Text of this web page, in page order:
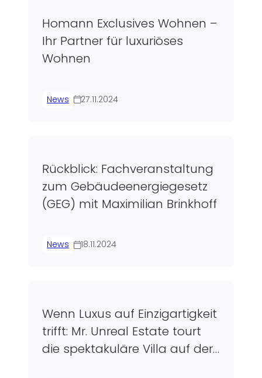
Homann Exclusives Wohnen –
Ihr Partner für luxuriöses
Wohnen
News 27.11.2024
Rückblick: Fachveranstaltung
zum Gebäudeenergiegesetz
(GEG) mit Maximilian Brinkhoff
News 18.11.2024
Wenn Luxus auf Einzigartigkeit
trifft: Mr. Unreal Estate tourt
die spektakuläre Villa auf der